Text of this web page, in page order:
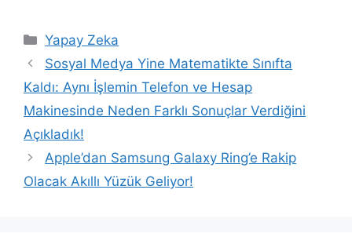
Kategoriler
Yapay Zeka
Sosyal Medya Yine Matematikte Sınıfta
Kaldı: Aynı İşlemin Telefon ve Hesap
Makinesinde Neden Farklı Sonuçlar Verdiğini
Açıkladık!
Apple’dan Samsung Galaxy Ring’e Rakip
Olacak Akıllı Yüzük Geliyor!